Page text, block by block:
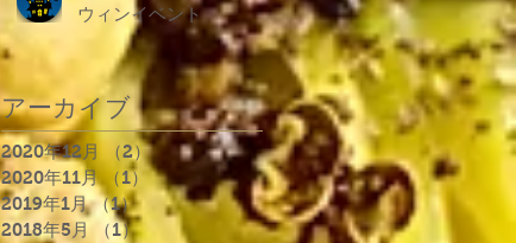
ウィンイベント
アーカイブ
2020年12月 （2）2件の記事
2020年11月
（1）1件の記事
2019年1月 （1）1件の記事
2018年5月
（1）1件の記事